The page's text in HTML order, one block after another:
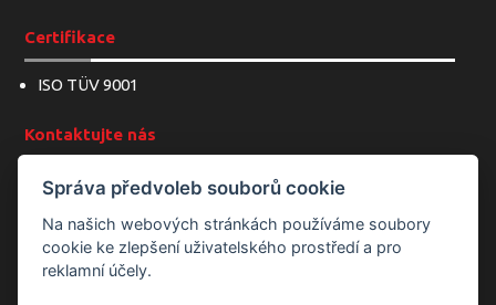
Certifikace
ISO TÜV 9001
Kontaktujte nás
+420 604 298 369
Sledujte nás
Správa předvoleb souborů cookie
Na našich webových stránkách používáme soubory
cookie ke zlepšení uživatelského prostředí a pro
reklamní účely.